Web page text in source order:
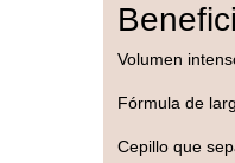
Volumen
Fórmula de
Cepillo que